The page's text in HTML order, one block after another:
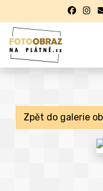
Zpět do galerie